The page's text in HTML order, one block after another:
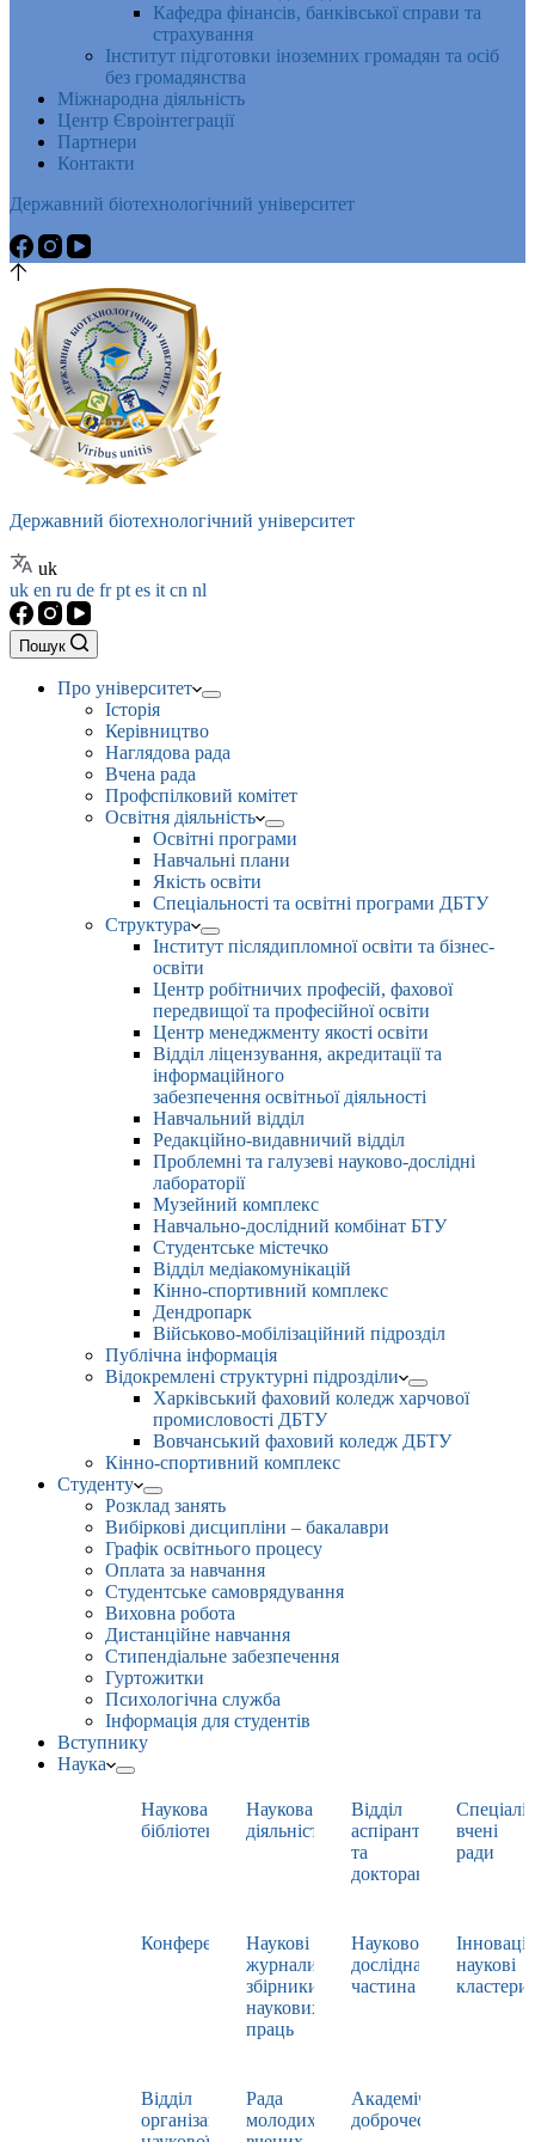
Кафедра фінансів, банківської справи та
страхування
Інститут підготовки іноземних громадян та осіб
без громадянства
Міжнародна діяльність
Центр Євроінтеграції
Партнери
Контакти
Державний біотехнологічний університет
Державний біотехнологічний університет
uk
uk en ru de frpt es it cn nl
Пошук
Про університет
Історія
Керівництво
Наглядова рада
Вчена рада
Профспілковий комітет
Освітня діяльність
Освітні програми
Навчальні плани
Якість освіти
Спеціальності та освітні програми ДБТУ
Структура
Інститут післядипломної освіти та бізнес-
освіти
Центр робітничих професій, фахової
передвищої та професійної освіти
Центр менеджменту якості освіти
Відділ ліцензування, акредитації та
інформаційного
забезпечення освітньої діяльності
Навчальний відділ
Редакційно-видавничий відділ
Проблемні та галузеві науково-дослідні
лабораторії
Музейний комплекс
Навчально-дослідний комбінат БТУ
Студентське містечко
Відділ медіакомунікацій
Кінно-спортивний комплекс
Дендропарк
Військово-мобілізаційний підрозділ
Публічна інформація
Відокремлені структурні підрозділи
Харківський фаховий коледж харчової
промисловості ДБТУ
Вовчанський фаховий коледж ДБТУ
Кінно-спортивний комплекс
Студенту
Розклад занять
Вибіркові дисципліни – бакалаври
Графік освітнього процесу
Оплата за навчання
Студентське самоврядування
Виховна робота
Дистанційне навчання
Стипендіальне забезпечення
Гуртожитки
Психологічна служба
Інформація для студентів
Вступнику
Наука
Наукова
бібліотека
Наукова
діяльність
Відділ
аспірантури
та
докторантури
вчені
ради
Конференції
Наукові
журнали,
збірники
наукових
праць
Науково-
дослідна
частина
наукові
кластери
Відділ
організації
Рада
молодих
Академічна
доброчесність